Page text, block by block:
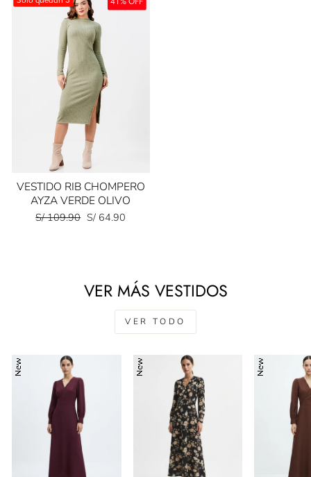
VESTIDO RIB CHOMPERO
AYZA VERDE OLIVO
Precio
S/ 109.90 Precio
S/ 64.90
VER MÁS VESTIDOS
VER TODO